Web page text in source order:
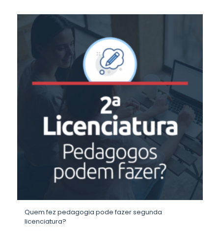
Quem fez pedagogia pode fazer segunda
licenciatura?